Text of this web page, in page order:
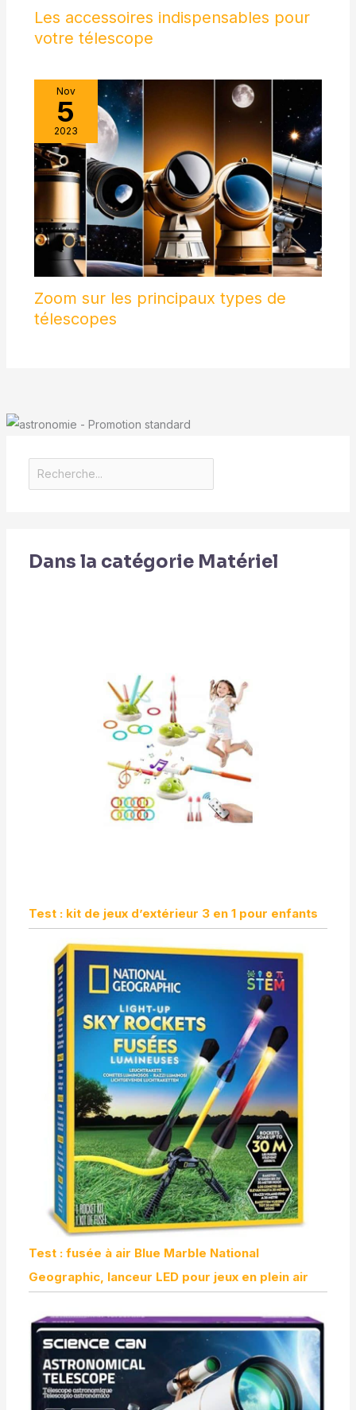
Les accessoires indispensables pour
votre télescope
Nov
5
2023
Zoom sur les principaux types de
télescopes
Dans la catégorie Matériel
Test : kit de jeux d’extérieur 3 en 1 pour enfants
Test : fusée à air Blue Marble National
Geographic, lanceur LED pour jeux en plein air